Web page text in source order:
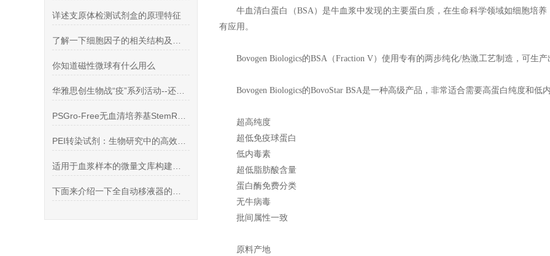
详述支原体检测试剂盒的原理特征
你知道磁性微球有什么用么
牛血清白蛋白（BSA）是牛血浆中发现的主要蛋白质，在生命科学领域如细胞培
有应用。
Bovogen Biologics的BSA（Fraction V）使用专有的两步纯化/热激工艺制造，可生产
Bovogen Biologics的BovoStar BSA是一种高级产品，非常适合需要高蛋白纯度和低
超高纯度
超低免疫球蛋白
低内毒素
超低脂肪酸含量
蛋白酶免费分类
无牛病毒
批间属性一致
原料产地